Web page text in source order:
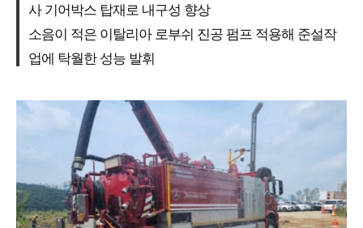
사 기어박스 탑재로 내구성 향상
소음이 적은 이탈리아 로부쉬 진공 펌프 적용해 준설작
업에 탁월한 성능 발휘